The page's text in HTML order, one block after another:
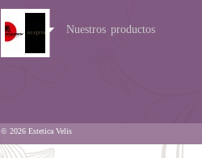
Nuestros productos
© 2026 Estetica Velis